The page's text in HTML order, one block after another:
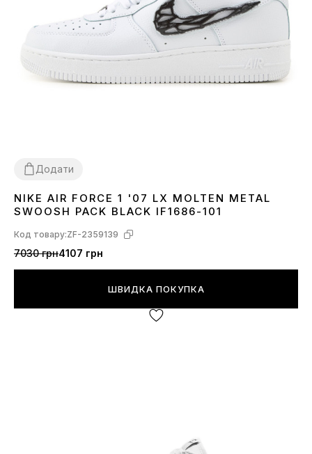
Додати
3637 38 39 40414344 45
NIKE AIR FORCE 1 '07 LX MOLTEN METAL
SWOOSH PACK BLACK IF1686-101
Код товару:ZF-2359139
7030 грн4107 грн
ШВИДКА ПОКУПКА